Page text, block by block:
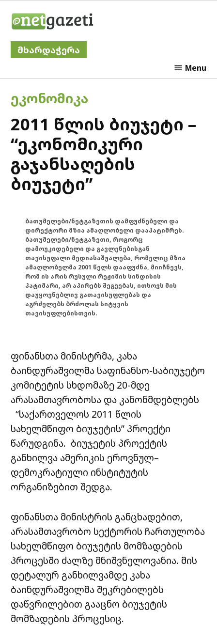
მხარდაჭერა
Menu
POSTED
ᲔᲙᲝᲜᲝᲛᲘᲙᲐ
2011 წლის ბიუჯეტი –
“ეკონომიკური
გაჯანსაღების
ბიუჯეტი”
ბათუმელები/ნეტგაზეთის დამფუძნებელი და
დირექტორი მზია ამაღლობელი დააპატიმრეს.
ბათუმელები/ნეტგაზეთი, როგორც
დამოუკიდებელი და გავლენებისგან
თავისუფალი მედიასაშუალება, რომელიც მზია
ამაღლობელმა 2001 წელს დააფუძნა, მიიჩნევს,
რომ ის არის რუსული რეჟიმის სინდისის
პატიმარი, არ აპირებს შეგუებას, ითხოვს მის
დაუყოვნებლივ გათავისუფლებას და
აგრძელებს ბრძოლას სიტყვის
თავისუფლებისთვის.
ფინანსთა მინისტრმა, კახა
ბაინდურაშვილმა საფინანსო-საბიუჯეტო
კომიტეტის სხდომაზე 20-მდე
არასამთავრობოსა და კანონმდებლებს
“საქართველოს 2011 წლის
სახელმწიფო ბიუჯეტის” პროექტი
წარუდგინა. ბიუჯეტის პროექტის
განხილვა ამერიკის ეროვნულ–
დემოკრატიული ინსტიტუტის
ორგანიზებით შედგა.
ფინანსთა მინისტრის განცხადებით,
არასამთავრობო სექტორის ჩართულობა
სახელმწიფო ბიუჯეტის მომზადების
პროცესში ძალზე მნიშვნელოვანია. მის
დეტალურ განხილვამდე კახა
ბაინდურაშვილმა შეკრებილებს
დაწვრილებით გააცნო ბიუჯეტის
მომზადების პროცესიც.